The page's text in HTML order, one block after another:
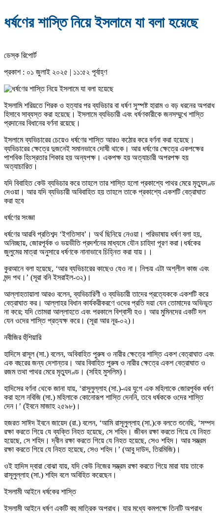
ধর্ষণের শাস্তি নিয়ে ইসলামে যা বলা হয়েছে
ডেস্ক রিপোর্ট
প্রকাশ : ০১ জুলাই ২০২৫ | ১১:৫২ পূর্বাহ্ণ
ইসলামি শরিয়তে শিরক ও হত্যার পর ব্যভিচার বা ধর্ষণ সুস্পষ্ট হারাম ও বড় ধরনের অপরাধ
হিসাবে সাব্যস্ত করা হয়েছে। ইসলামে ব্যভিচারী এবং ধর্ষণকারীকে জনসম্মুখে শাস্তি
প্রদানের বিধানের বর্ণনা রয়েছে।
ইসলামে ব্যভিচারের চেয়েও ধর্ষণের শাস্তি আরও কঠোর করে বর্ণনা করা হয়েছে।
ব্যভিচারের ক্ষেত্রে দুজনেই সমানভাবে দোষী থাকে। আর ধর্ষণের ক্ষেত্রে একপক্ষের
পাশবিক হিংস্রতার শিকার হয় অন্যপক্ষ। একপক্ষ হয় অত্যাচারী অপরপক্ষ হয়
অত্যাচারিত।
যদি বিবাহিত কেউ ব্যভিচার করে তাহলে তার শাস্তি হলো প্রকাশ্যে পাথর মেরে মৃত্যুদণ্ড
দেওয়া। আর যদি ব্যভিচারী অবিবাহিত হয় তাহলে তাকে প্রকাশ্যে একশটি বেত্রাঘাত
করা হবে
ধর্ষণের সংজ্ঞা
ধর্ষণের আরবি প্রতিশব্দ ‘ইগতিসাব’। অর্থ ছিনিয়ে নেওয়া। পরিভাষায় ধর্ষণ বলা হয়,
অনিচ্ছায়, জোরপূর্বক ও ভয়ভীতি প্রদর্শনের মাধ্যমে যৌন চাহিদা পূরণ করা।ধর্ষকের
জুলুমের মাত্রা অনুসারে ধর্ষণকে নানাভাবে চিহ্নিত করা যায়।।
কুরআনে বলা হয়েছে, ‘আর ব্যভিচারের কাছেও যেও না। নিশ্চয় এটা অশ্লীল কাজ এবং
মন্দ পথ।’ (সূরা বনি ইসরাইল-৩২)।
আল্লাহতায়ালা আরও বলেন, ব্যভিচারিণী ও ব্যভিচারী তাদের প্রত্যেককে একশটি করে
বেত্রাঘাত কর। আল্লাহর বিধান কার্যকরীকরণে ওদের প্রতি দয়া যেন তোমাদের অভিভূত
না করে; যদি তোমরা আল্লাহতে এবং পরকালে বিশ্বাসী হও। আর মুমিনদের একটি দল
যেন ওদের শাস্তি প্রত্যক্ষ করে। (সূরা আর নূর-০২)।
নবীজির হুঁশিয়ারি
হাদিসে রাসূল (সা.) বলেন, অবিবাহিত পুরুষ ও নারীর ক্ষেত্রে শাস্তি একশ বেত্রাঘাত এবং
এক বছরের জন্য দেশান্তর। আর বিবাহিত পুরুষ ও নারীর ক্ষেত্রে একশ বেত্রাঘাত ও
রজম তথা পাথর মেরে মৃত্যুদণ্ড। (সহিহ মুসলিম)।
হাদিসের বর্ণনা থেকে জানা যায়, ‘রাসূলুল্লাহ (সা.)-এর যুগে এক মহিলাকে জোরপূর্বক ধর্ষণ
করা হলে নবিজি (সা.) মহিলাকে কোনোরূপ শাস্তি দেননি, তবে ধর্ষককে ওদের শাস্তি
দেন।’ (ইবনে মাজাহ ২৫৯৮)।
হজরত সাঈদ ইবনে জায়েদ (রা.) বলেন, ‘আমি রাসূলুল্লাহ (সা.)কে বলতে শুনেছি, ‘সম্পদ
রক্ষা করতে গিয়ে যে ব্যক্তি নিহত হয়েছে, সে শহিদ। জীবন রক্ষা করতে গিয়ে যে নিহত
হয়েছে, সে শহিদ। দ্বীন রক্ষা করতে গিয়ে যে নিহত হয়েছে, সেও শহিদ। আর সম্ভ্রম
রক্ষা করতে গিয়ে যে নিহত হয়েছে, সেও শহিদ।’ (আবু দাউদ, তিরমিজি)।
ওই হাদিস দ্বারা বোঝা যায়, যদি কেউ নিজের সম্ভ্রম রক্ষা করতে গিয়ে মারা যায় তাকে
রাসূলুল্লাহ (সা.) শহিদ বলে অবিহিত করেছেন।
ইসলামী আইনে ধর্ষকের শাস্তি
ইসলামী আইনে ধর্ষণ একটি বহু মাত্রিক অপরাধ। যার মধ্যে কমপক্ষে তিনটি অপরাধ